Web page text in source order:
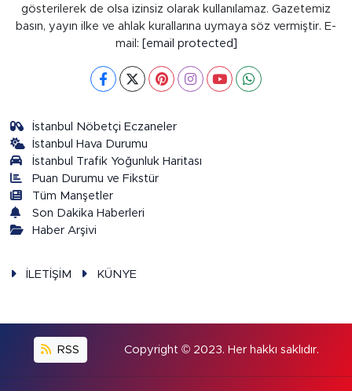
gösterilerek de olsa izinsiz olarak kullanılamaz. Gazetemiz
basın, yayın ilke ve ahlak kurallarına uymaya söz vermiştir. E-
mail:
[email protected]
İstanbul Nöbetçi Eczaneler
İstanbul Hava Durumu
İstanbul Trafik Yoğunluk Haritası
Puan Durumu ve Fikstür
Tüm Manşetler
Son Dakika Haberleri
Haber Arşivi
İLETİŞİM KÜNYE
RSS Copyright © 2023. Her hakkı saklıdır.